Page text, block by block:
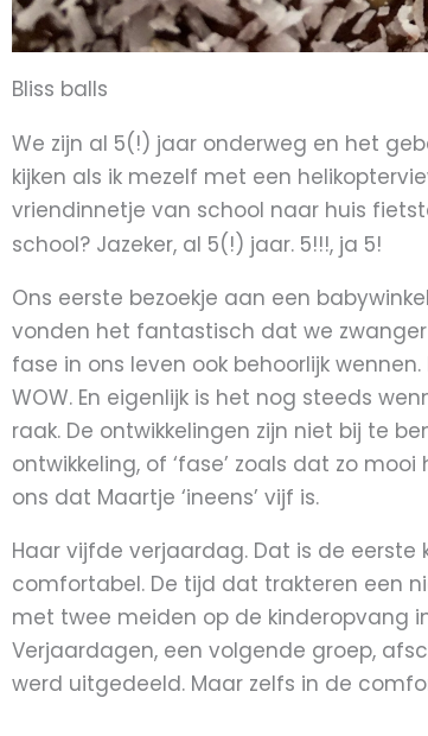
Bliss balls
We zijn al 5(!) jaar onderweg en het
kijken als ik mezelf met een
vriendinnetje van school naar huis
school? Jazeker, al 5(!) jaar. 5!!!, ja 5!
Ons eerste bezoekje aan een
vonden het fantastisch dat we
fase in ons leven ook behoorlijk
WOW. En eigenlijk is het nog steeds
raak. De ontwikkelingen zijn niet bij te
ontwikkeling, of ‘fase’ zoals dat zo
ons dat Maartje ‘ineens’ vijf is.
Haar vijfde verjaardag. Dat is de eerste
comfortabel. De tijd dat trakteren een
met twee meiden op de kinderopvang
Verjaardagen, een volgende groep,
werd uitgedeeld. Maar zelfs in de